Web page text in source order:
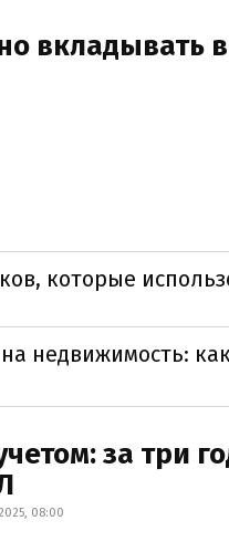
вкладывать
которые
недвижимость:
за три
08:00